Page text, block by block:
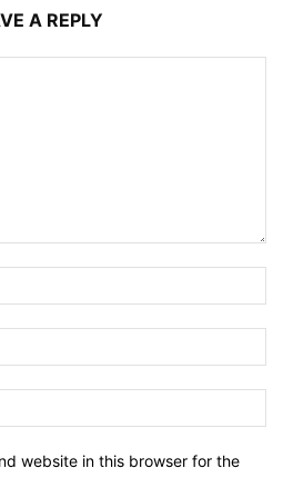
A REPLY
website in this browser for the